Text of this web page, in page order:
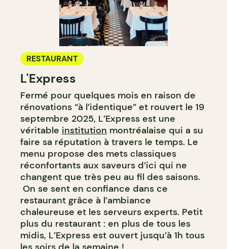
RESTAURANT
L'Express
Fermé pour quelques mois en raison de
rénovations “à l’identique” et rouvert le 19
septembre 2025, L’Express est une
véritable institution montréalaise qui a su
faire sa réputation à travers le temps. Le
menu propose des mets classiques
réconfortants aux saveurs d’ici qui ne
changent que très peu au fil des saisons.
On se sent en confiance dans ce
restaurant grâce à l’ambiance
chaleureuse et les serveurs experts. Petit
plus du restaurant : en plus de tous les
midis, L’Express est ouvert jusqu’à 1h tous